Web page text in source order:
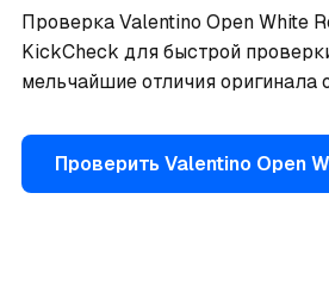
Проверка Valentino Open White
KickCheck для быстрой
мельчайшие отличия оригинала
Проверить Valentino Open